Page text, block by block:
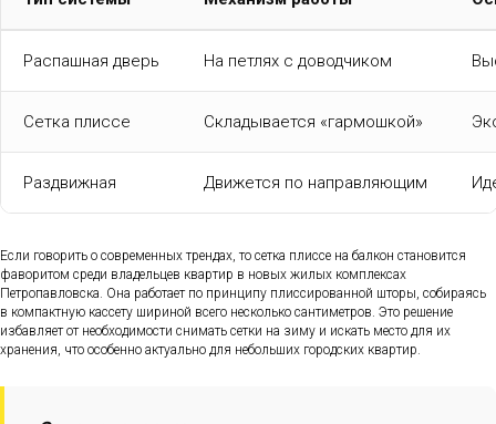
Распашная дверь На петлях с доводчиком
Сетка плиссе Складывается «гармошкой»
Раздвижная Движется по направляющим
Если говорить о современных трендах, то сетка плиссе на балкон становится
фаворитом среди владельцев квартир в новых жилых комплексах
Петропавловска. Она работает по принципу плиссированной шторы, собираясь
в компактную кассету шириной всего несколько сантиметров. Это решение
избавляет от необходимости снимать сетки на зиму и искать место для их
хранения, что особенно актуально для небольших городских квартир.